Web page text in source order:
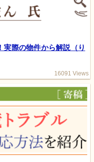
際の物件から解説（り
16091 Views